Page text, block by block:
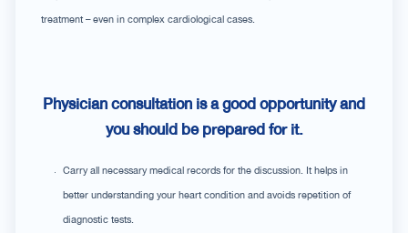
treatment – even in complex cardiological cases.
Physician consultation is a good opportunity and
you should be prepared for it.
Carry all necessary medical records for the discussion. It helps in
better understanding your heart condition and avoids repetition of
diagnostic tests.